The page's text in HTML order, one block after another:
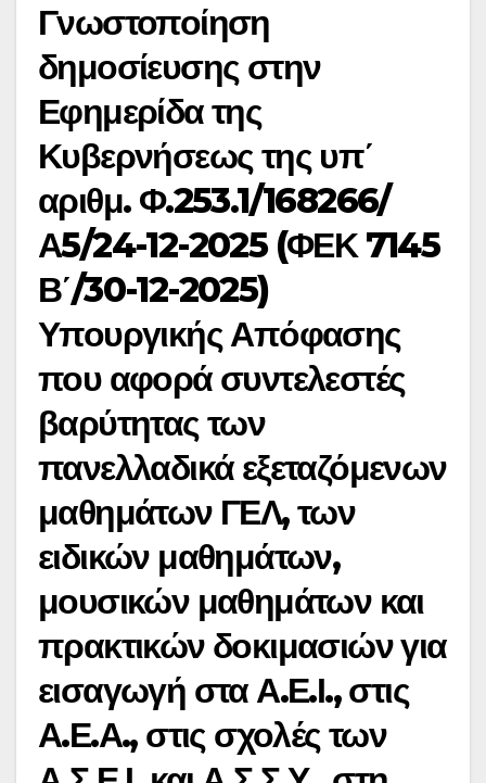
Γνωστοποίηση
δημοσίευσης στην
Εφημερίδα της
Κυβερνήσεως της υπ΄
αριθμ. Φ.253.1/168266/
Α5/24-12-2025 (ΦΕΚ 7145
Β΄/30-12-2025)
Υπουργικής Απόφασης
που αφορά συντελεστές
βαρύτητας των
πανελλαδικά εξεταζόμενων
μαθημάτων ΓΕΛ, των
ειδικών μαθημάτων,
μουσικών μαθημάτων και
πρακτικών δοκιμασιών για
εισαγωγή στα Α.Ε.Ι., στις
Α.Ε.Α., στις σχολές των